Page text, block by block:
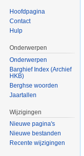
Hoofdpagina
Contact
Hulp
Onderwerpen
Onderwerpen
Barghief Index (Archief
HKB)
Berghse woorden
Jaartallen
Wijzigingen
Nieuwe pagina's
Nieuwe bestanden
Recente wijzigingen